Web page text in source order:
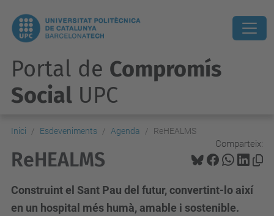
Portal de Compromís
Social UPC
Inici Esdeveniments Agenda ReHEALMS
Comparteix:
ReHEALMS
Construint el Sant Pau del futur, convertint-lo així
en un hospital més humà, amable i sostenible.